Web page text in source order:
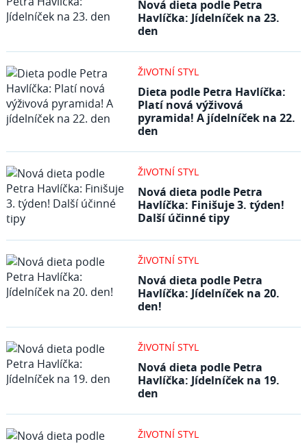
Nová dieta podle Petra
Havlíčka: Jídelníček na 23.
den
ŽIVOTNÍ STYL
Dieta podle Petra Havlíčka:
Platí nová výživová
pyramida! A jídelníček na 22.
den
ŽIVOTNÍ STYL
Nová dieta podle Petra
Havlíčka: Finišuje 3. týden!
Další účinné tipy
ŽIVOTNÍ STYL
Nová dieta podle Petra
Havlíčka: Jídelníček na 20.
den!
ŽIVOTNÍ STYL
Nová dieta podle Petra
Havlíčka: Jídelníček na 19.
den
ŽIVOTNÍ STYL